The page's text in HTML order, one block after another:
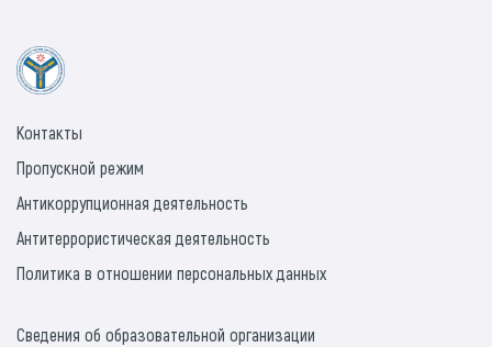
Контакты
Пропускной режим
Антикоррупционная деятельность
Антитеррористическая деятельность
Политика в отношении персональных данных
Сведения об образовательной организации